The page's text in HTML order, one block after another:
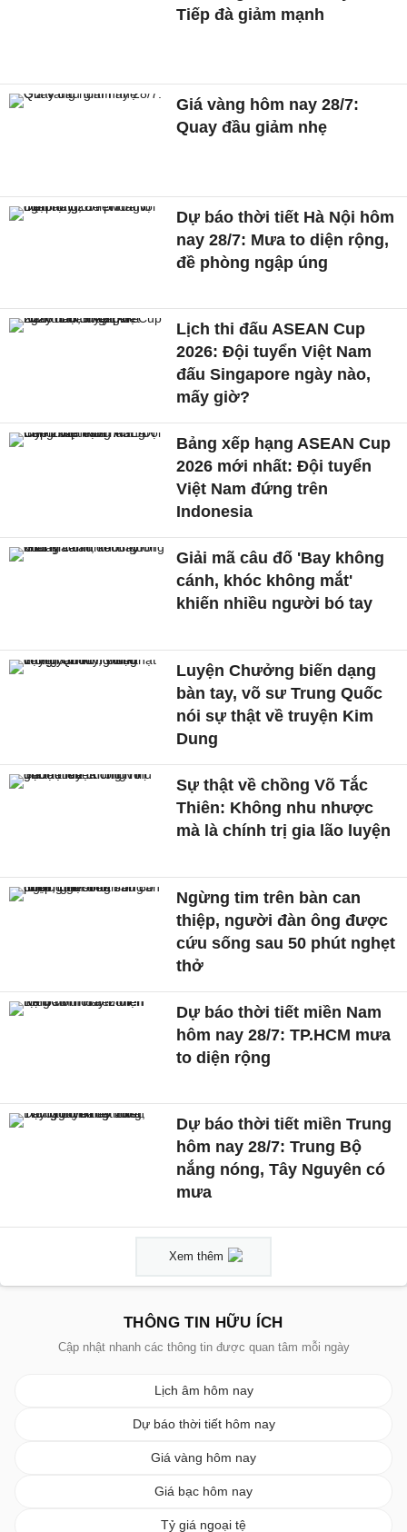
Tiếp đà giảm mạnh
Giá vàng hôm nay 28/7:
Quay đầu giảm nhẹ
Dự báo thời tiết Hà Nội hôm
nay 28/7: Mưa to diện rộng,
đề phòng ngập úng
Lịch thi đấu ASEAN Cup
2026: Đội tuyển Việt Nam
đấu Singapore ngày nào,
mấy giờ?
Bảng xếp hạng ASEAN Cup
2026 mới nhất: Đội tuyển
Việt Nam đứng trên
Indonesia
Giải mã câu đố 'Bay không
cánh, khóc không mắt'
khiến nhiều người bó tay
Luyện Chưởng biến dạng
bàn tay, võ sư Trung Quốc
nói sự thật về truyện Kim
Dung
Sự thật về chồng Võ Tắc
Thiên: Không nhu nhược
mà là chính trị gia lão luyện
Ngừng tim trên bàn can
thiệp, người đàn ông được
cứu sống sau 50 phút nghẹt
thở
Dự báo thời tiết miền Nam
hôm nay 28/7: TP.HCM mưa
to diện rộng
Dự báo thời tiết miền Trung
hôm nay 28/7: Trung Bộ
nắng nóng, Tây Nguyên có
mưa
Xem thêm
THÔNG TIN HỮU ÍCH
Cập nhật nhanh các thông tin được quan tâm mỗi ngày
Lịch âm hôm nay
Dự báo thời tiết hôm nay
Giá vàng hôm nay
Giá bạc hôm nay
Tỷ giá ngoại tệ